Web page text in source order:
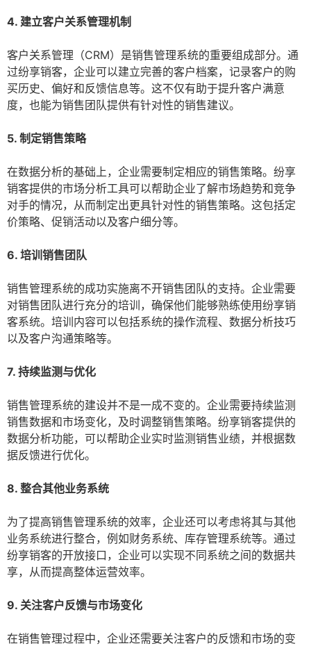
4. 建立客户关系管理机制
客户关系管理（CRM）是销售管理系统的重要组成部分。通
过纷享销客，企业可以建立完善的客户档案，记录客户的购
买历史、偏好和反馈信息等。这不仅有助于提升客户满意
度，也能为销售团队提供有针对性的销售建议。
5. 制定销售策略
在数据分析的基础上，企业需要制定相应的销售策略。纷享
销客提供的市场分析工具可以帮助企业了解市场趋势和竞争
对手的情况，从而制定出更具针对性的销售策略。这包括定
价策略、促销活动以及客户细分等。
6. 培训销售团队
销售管理系统的成功实施离不开销售团队的支持。企业需要
对销售团队进行充分的培训，确保他们能够熟练使用纷享销
客系统。培训内容可以包括系统的操作流程、数据分析技巧
以及客户沟通策略等。
7. 持续监测与优化
销售管理系统的建设并不是一成不变的。企业需要持续监测
销售数据和市场变化，及时调整销售策略。纷享销客提供的
数据分析功能，可以帮助企业实时监测销售业绩，并根据数
据反馈进行优化。
8. 整合其他业务系统
为了提高销售管理系统的效率，企业还可以考虑将其与其他
业务系统进行整合，例如财务系统、库存管理系统等。通过
纷享销客的开放接口，企业可以实现不同系统之间的数据共
享，从而提高整体运营效率。
9. 关注客户反馈与市场变化
在销售管理过程中，企业还需要关注客户的反馈和市场的变